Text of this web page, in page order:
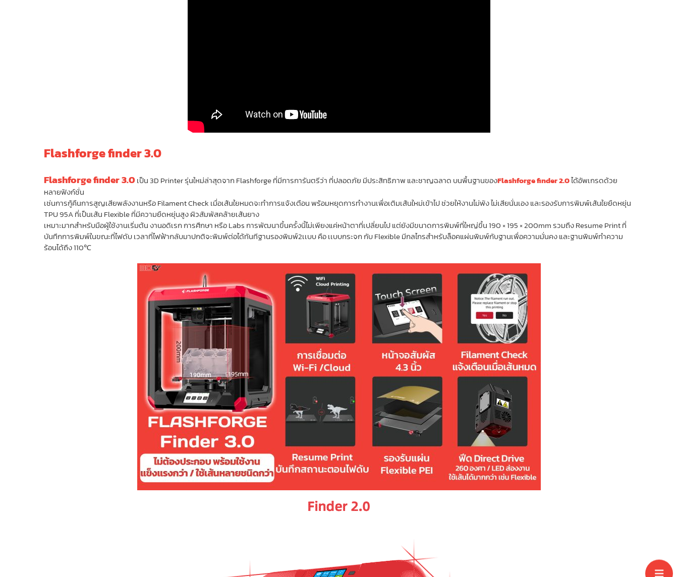
Flashforge finder 3.0
Flashforge finder 3.0เป็น 3D Printer รุ่นใหม่ล่าสุดจาก Flashforge ที่มีการการันตรีว่า ที่ปลอดภัย มีประสิทธิภาพ และชาญฉลาด บนพื้นฐานของFlashforge finder 2.0ได้อัพเกรดด้วย
หลายฟังก์ชั่น
เช่นการกู้คืนการสูญเสียพลังงานหรือ Filament Check เมื่อเส้นใยหมดจะทำการแจ้งเตือน พร้อมหยุดการทำงานเพื่อเติมเส้นใหม่เข้าไป ช่วยให้งานไม่พัง ไม่เสียนั่นเอง และรองรับการพิมพ์เส้นใยยืดหยุ่น
TPU 95A ที่เป็นเส้น Flexible ที่มีความยืดหยุ่นสูง ผิวสัมพัสคล้ายเส้นยาง
เหมาะมากสำหรับมือผู้ใช้งานเริ่มต้น งานอดิเรก การศึกษา หรือ Labs การพัฒนาขึ้นครั้งนี้ไม่เพียงแค่หน้าตาที่เปลี่ยนไป แต่ยังมีขนาดการพิมพ์ที่ใหญ่ขึ้น 190 × 195 × 200mm รวมถึง Resume Print ที่
บันทึกการพิมพ์ในขณะที่ไฟดับ เวลาที่ไฟฟ้ากลับมาปกติจะพิมพ์ต่อได้ทันทีฐานรองพิมพ์2เเบบ คือ เเบบกระจก กับ Flexible มีกลไกรสำหรับล็อคแผ่นพิมพ์กับฐานเพื่อความมั่นคง และฐานพิมพ์ทำความ
ร้อนได้ถึง 110℃